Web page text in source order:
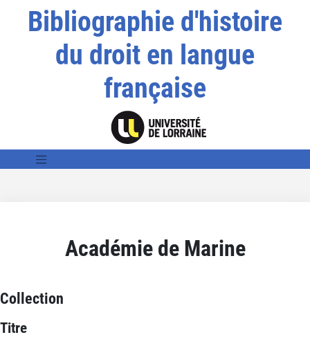
Bibliographie d'histoire
du droit en langue
française
Académie de Marine
Collection
Titre